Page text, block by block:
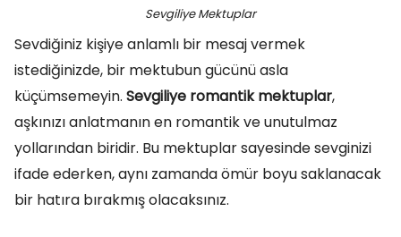
Sevgiliye Mektuplar
Sevdiğiniz kişiye anlamlı bir mesaj vermek
istediğinizde, bir mektubun gücünü asla
küçümsemeyin. Sevgiliye romantik mektuplar,
aşkınızı anlatmanın en romantik ve unutulmaz
yollarından biridir. Bu mektuplar sayesinde sevginizi
ifade ederken, aynı zamanda ömür boyu saklanacak
bir hatıra bırakmış olacaksınız.